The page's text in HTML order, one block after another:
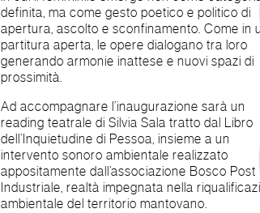
definita, ma come gesto poetico e politico di
apertura, ascolto e sconfinamento. Come in
partitura aperta, le opere dialogano tra loro
generando armonie inattese e nuovi spazi di
prossimità.
Ad accompagnare l’inaugurazione sarà un
reading teatrale di Silvia Sala tratto dal Libro
dell’Inquietudine di Pessoa, insieme a un
intervento sonoro ambientale realizzato
appositamente dall’associazione Bosco Post
Industriale, realtà impegnata nella
ambientale del territorio mantovano.